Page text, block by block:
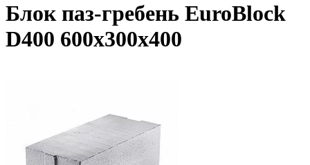
Блок паз-гребень EuroBlock
D400 600x300x400